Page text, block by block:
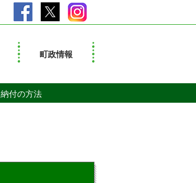
町政情報
納付の方法